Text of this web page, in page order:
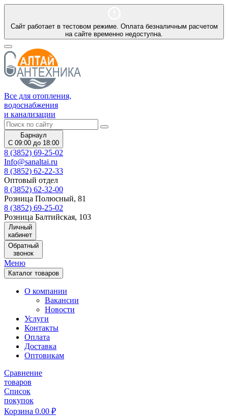
Сайт работает в тестовом режиме. Оплата безналичным расчетом
на сайте временно недоступна.
Все для отопления,
водоснабжения
и канализации
Барнаул
С 09:00 до 18:00
8 (3852) 69-25-02
Info@sanaltai.ru
8 (3852) 62-22-33
Оптовый отдел
8 (3852) 62-32-00
Розница Полюсный, 81
8 (3852) 69-25-02
Розница Балтийская, 103
Личный
кабинет
Обратный
звонок
Меню
Каталог товаров
О компании
Вакансии
Новости
Услуги
Контакты
Оплата
Доставка
Оптовикам
Сравнение
товаров
Список
покупок
Корзина 0.00 ₽